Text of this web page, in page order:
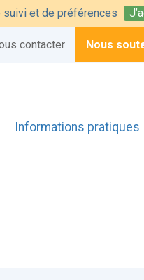
suivi et de préférences
contacter Nous
Informations pratiques